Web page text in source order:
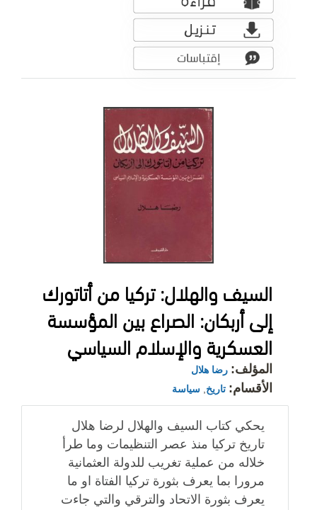
السيف والهلال: تركيا من أتاتورك
إلى أربكان: الصراع بين المؤسسة
العسكرية والإسلام السياسي
المؤلف: رضا هلال
الأقسام: تاريخ سياسة
يحكي كتاب السيف والهلال لرضا هلال
تاريخ تركيا منذ عصر التنظيمات وما طرأ
خلاله من عملية تغريب للدولة العثمانية
مرورا بما يعرف بثورة تركيا الفتاة او ما
يعرف بثورة الاتحاد والترقي والتي جاءت